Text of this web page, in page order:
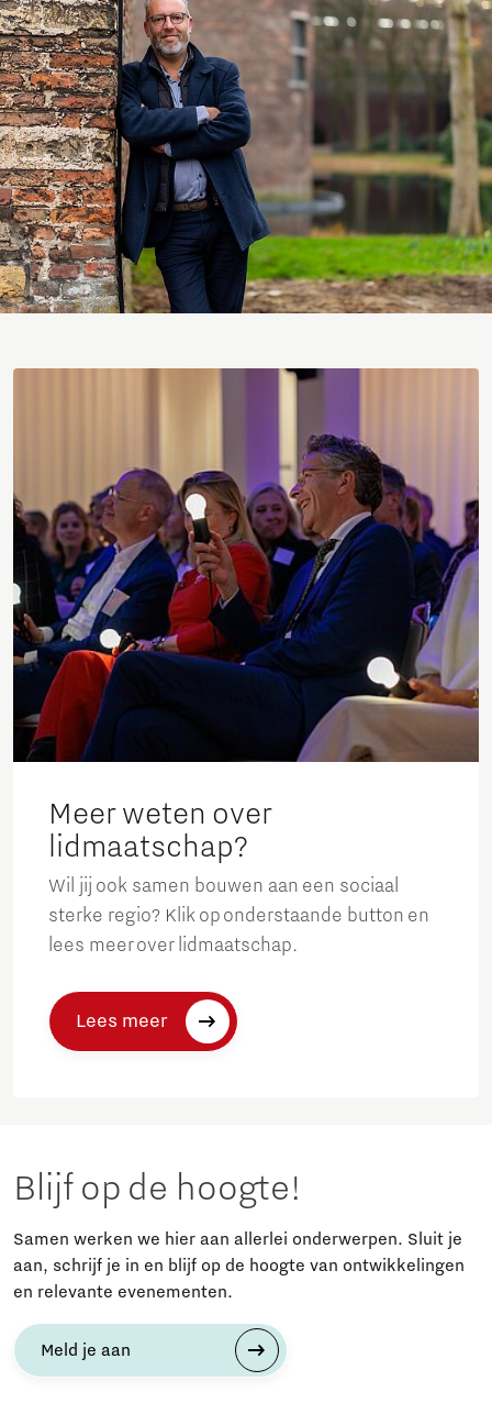
Meer weten over
lidmaatschap?
Wil jij ook samen bouwen aan een sociaal
sterke regio? Klik op onderstaande button en
lees meer over lidmaatschap.
Lees meer
Blijf op de hoogte!
Samen werken we hier aan allerlei onderwerpen. Sluit je
aan, schrijf je in en blijf op de hoogte van ontwikkelingen
en relevante evenementen.
Meld je aan